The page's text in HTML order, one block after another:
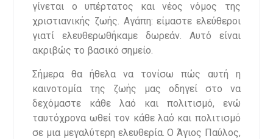
γίνεται ο υπέρτατος και νέος νόμος της
χριστιανικής ζωής. Αγάπη: είμαστε ελεύθεροι
γιατί ελευθερωθήκαμε δωρεάν. Αυτό είναι
ακριβώς το βασικό σημείο.
Σήμερα θα ήθελα να τονίσω πώς αυτή η
καινοτομία της ζωής μας οδηγεί στο να
δεχόμαστε κάθε λαό και πολιτισμό, ενώ
ταυτόχρονα ωθεί τον κάθε λαό και πολιτισμό
σε μια μεγαλύτερη ελευθερία. Ο Άγιος Παύλος,